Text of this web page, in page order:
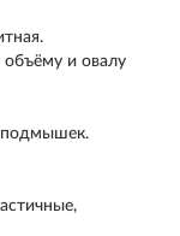
и овалу
подмышек.